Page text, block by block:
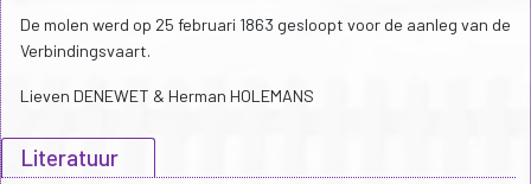
De molen werd op 25 februari 1863 gesloopt voor de aanleg van de
Verbindingsvaart.
Lieven DENEWET & Herman HOLEMANS
Literatuur